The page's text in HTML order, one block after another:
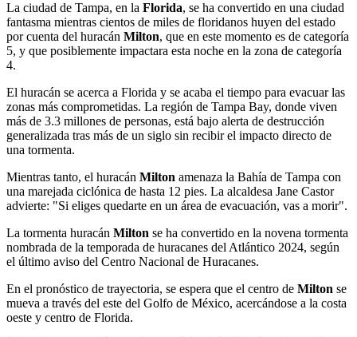
La ciudad de Tampa, en la Florida, se ha convertido en una ciudad
fantasma mientras cientos de miles de floridanos huyen del estado
por cuenta del huracán Milton, que en este momento es de categoría
5, y que posiblemente impactara esta noche en la zona de categoría
4.
El huracán se acerca a Florida y se acaba el tiempo para evacuar las
zonas más comprometidas. La región de Tampa Bay, donde viven
más de 3.3 millones de personas, está bajo alerta de destrucción
generalizada tras más de un siglo sin recibir el impacto directo de
una tormenta.
Mientras tanto, el huracán Milton amenaza la Bahía de Tampa con
una marejada ciclónica de hasta 12 pies. La alcaldesa Jane Castor
advierte: "Si eliges quedarte en un área de evacuación, vas a morir".
La tormenta huracán Milton se ha convertido en la novena tormenta
nombrada de la temporada de huracanes del Atlántico 2024, según
el último aviso del Centro Nacional de Huracanes.
En el pronóstico de trayectoria, se espera que el centro de Milton se
mueva a través del este del Golfo de México, acercándose a la costa
oeste y centro de Florida.